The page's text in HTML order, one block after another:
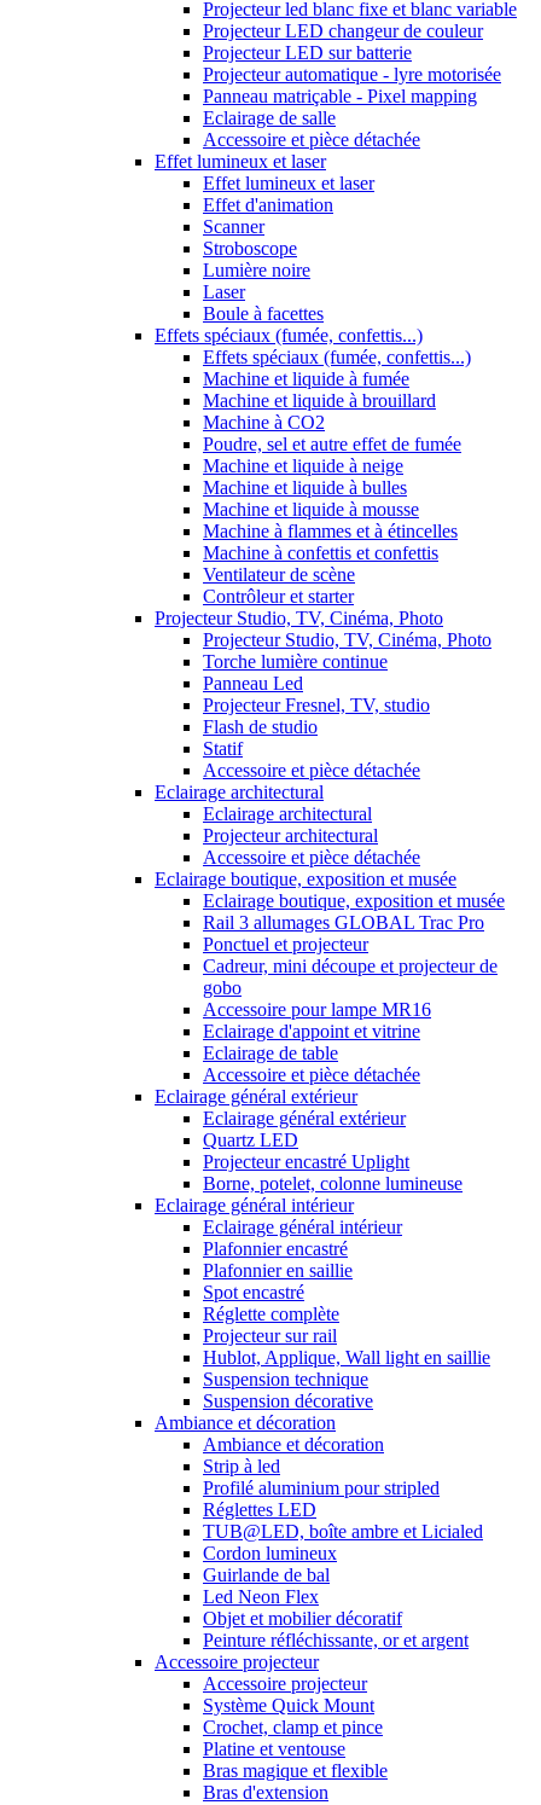
Projecteur led blanc fixe et blanc variable
Projecteur LED changeur de couleur
Projecteur LED sur batterie
Projecteur automatique - lyre motorisée
Panneau matriçable - Pixel mapping
Eclairage de salle
Accessoire et pièce détachée
Effet lumineux et laser
Effet lumineux et laser
Effet d'animation
Scanner
Stroboscope
Lumière noire
Laser
Boule à facettes
Effets spéciaux (fumée, confettis...)
Effets spéciaux (fumée, confettis...)
Machine et liquide à fumée
Machine et liquide à brouillard
Machine à CO2
Poudre, sel et autre effet de fumée
Machine et liquide à neige
Machine et liquide à bulles
Machine et liquide à mousse
Machine à flammes et à étincelles
Machine à confettis et confettis
Ventilateur de scène
Contrôleur et starter
Projecteur Studio, TV, Cinéma, Photo
Projecteur Studio, TV, Cinéma, Photo
Torche lumière continue
Panneau Led
Projecteur Fresnel, TV, studio
Flash de studio
Statif
Accessoire et pièce détachée
Eclairage architectural
Eclairage architectural
Projecteur architectural
Accessoire et pièce détachée
Eclairage boutique, exposition et musée
Eclairage boutique, exposition et musée
Rail 3 allumages GLOBAL Trac Pro
Ponctuel et projecteur
Cadreur, mini découpe et projecteur de
gobo
Accessoire pour lampe MR16
Eclairage d'appoint et vitrine
Eclairage de table
Accessoire et pièce détachée
Eclairage général extérieur
Eclairage général extérieur
Quartz LED
Projecteur encastré Uplight
Borne, potelet, colonne lumineuse
Eclairage général intérieur
Eclairage général intérieur
Plafonnier encastré
Plafonnier en saillie
Spot encastré
Réglette complète
Projecteur sur rail
Hublot, Applique, Wall light en saillie
Suspension technique
Suspension décorative
Ambiance et décoration
Ambiance et décoration
Strip à led
Profilé aluminium pour stripled
Réglettes LED
TUB@LED, boîte ambre et Licialed
Cordon lumineux
Guirlande de bal
Led Neon Flex
Objet et mobilier décoratif
Peinture réfléchissante, or et argent
Accessoire projecteur
Accessoire projecteur
Système Quick Mount
Crochet, clamp et pince
Platine et ventouse
Bras magique et flexible
Bras d'extension